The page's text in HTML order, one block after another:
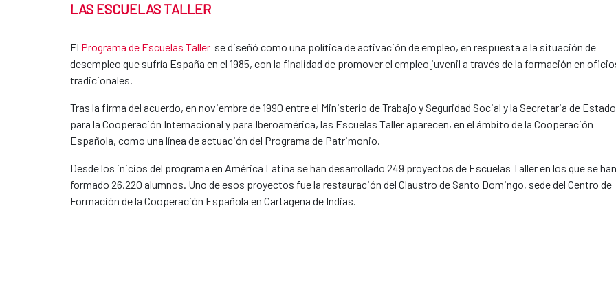
LAS ESCUELAS TALLER
El Programa de Escuelas Taller se diseñó como una política de activación de empleo, en respuesta a la situación de
desempleo que sufría España en el 1985, con la finalidad de promover el empleo juvenil a través de la formación en
tradicionales.
Tras la firma del acuerdo, en noviembre de 1990 entre el Ministerio de Trabajo y Seguridad Social y la Secretaria de Estado
para la Cooperación Internacional y para Iberoamérica, las Escuelas Taller aparecen, en el ámbito de la Cooperación
Española, como una línea de actuación del Programa de Patrimonio.
Desde los inicios del programa en América Latina se han desarrollado 249 proyectos de Escuelas Taller en los que se han
formado 26.220 alumnos. Uno de esos proyectos fue la restauración del Claustro de Santo Domingo, sede del Centro de
Formación de la Cooperación Española en Cartagena de Indias. ​